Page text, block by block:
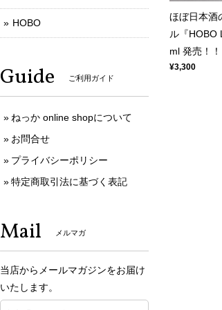
ほぼ日本酒
ル『HOBO
ml 発売！！
¥3,300
HOBO
Guide ご利用ガイド
ねっか online shopについて
お問合せ
プライバシーポリシー
特定商取引法に基づく表記
Mail メルマガ
当店からメールマガジンをお届け
いたします。